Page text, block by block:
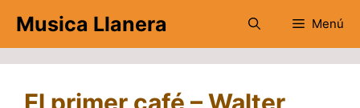
contenido
Musica Llanera Menú